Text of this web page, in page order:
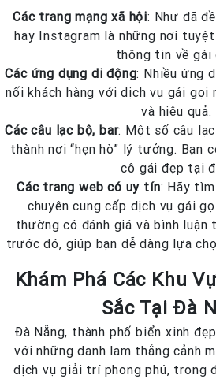
Các trang mạng xã hội: Như đã
hay Instagram là những nơi
thông tin về gái
Các ứng dụng di động: Nhiều ứng
nối khách hàng với dịch vụ gái gọi
và hiệu quả.
Các câu lạc bộ, bar: Một số câu
thành nơi “hẹn hò” lý tưởng. Bạn
cô gái đẹp tại
Các trang web có uy tín: Hãy
chuyên cung cấp dịch vụ gái
thường có đánh giá và bình luận
trước đó, giúp bạn dễ dàng lựa
Khám Phá Các Khu
Sắc Tại Đà
Đà Nẵng, thành phố biển xinh
với những danh lam thắng cảnh
dịch vụ giải trí phong phú, trong